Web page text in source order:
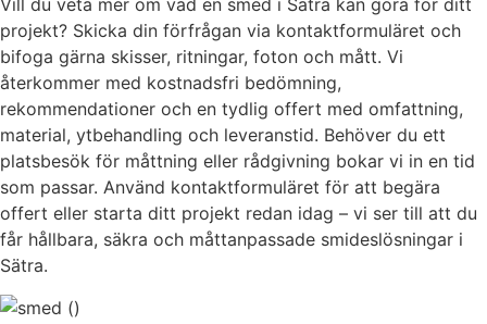
Vill du veta mer om vad en smed i Sätra kan göra för ditt
projekt? Skicka din förfrågan via kontaktformuläret och
bifoga gärna skisser, ritningar, foton och mått. Vi
återkommer med kostnadsfri bedömning,
rekommendationer och en tydlig offert med omfattning,
material, ytbehandling och leveranstid. Behöver du ett
platsbesök för måttning eller rådgivning bokar vi in en tid
som passar. Använd kontaktformuläret för att begära
offert eller starta ditt projekt redan idag – vi ser till att du
får hållbara, säkra och måttanpassade smideslösningar i
Sätra.